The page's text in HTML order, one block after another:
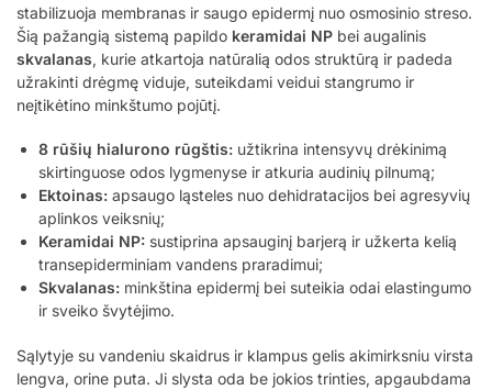
stabilizuoja membranas ir saugo epidermį nuo osmosinio streso.
Šią pažangią sistemą papildo keramidai NP bei augalinis
skvalanas, kurie atkartoja natūralią odos struktūrą ir padeda
užrakinti drėgmę viduje, suteikdami veidui stangrumo ir
neįtikėtino minkštumo pojūtį.
8 rūšių hialurono rūgštis: užtikrina intensyvų drėkinimą
skirtinguose odos lygmenyse ir atkuria audinių pilnumą;
Ektoinas: apsaugo ląsteles nuo dehidratacijos bei agresyvių
aplinkos veiksnių;
Keramidai NP: sustiprina apsauginį barjerą ir užkerta kelią
transepiderminiam vandens praradimui;
Skvalanas: minkština epidermį bei suteikia odai elastingumo
ir sveiko švytėjimo.
Sąlytyje su vandeniu skaidrus ir klampus gelis akimirksniu virsta
lengva, orine puta. Ji slysta oda be jokios trinties, apgaubdama